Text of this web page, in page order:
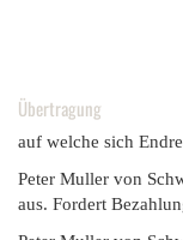
Übertragung
auf welche sich
Peter Muller von
aus. Fordert